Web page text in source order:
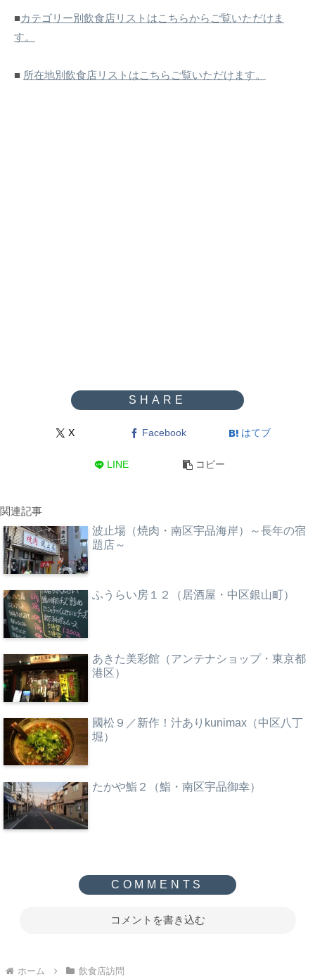
■カテゴリー別飲食店リストはこちらからご覧いただけま
す。
■ 所在地別飲食店リストはこちらご覧いただけます。
X Facebook はてブ
LINE コピー
関連記事
波止場（焼肉・南区宇品海岸）～長年の宿
題店～
ふうらい房１２（居酒屋・中区銀山町）
あきた美彩館（アンテナショップ・東京都
港区）
國松９／新作！汁ありkunimax（中区八丁
堀）
たかや鮨２（鮨・南区宇品御幸）
コメントを書き込む
ホーム 飲食店訪問